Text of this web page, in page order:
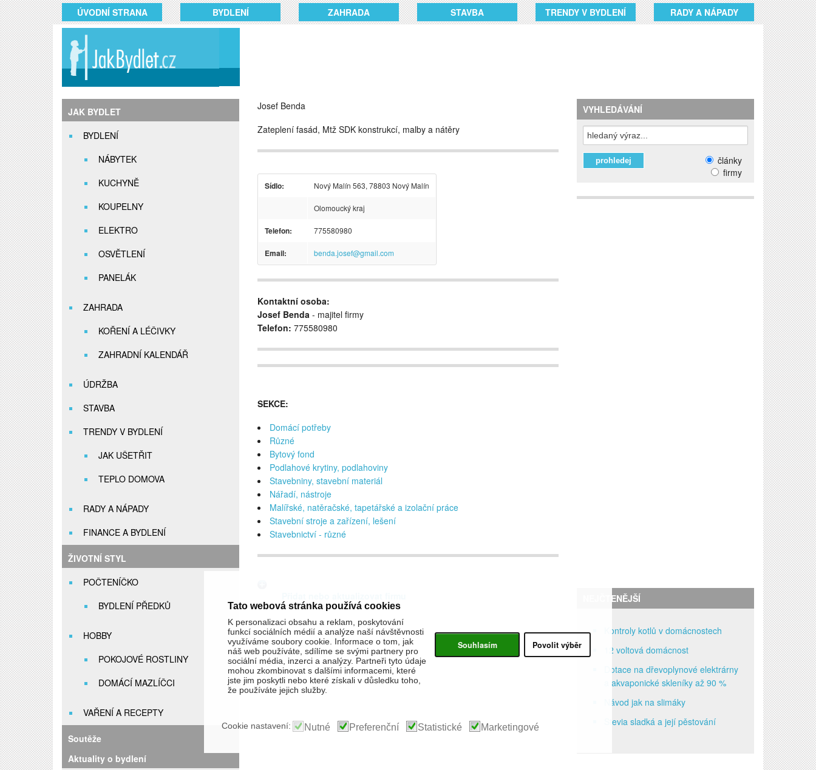
ÚVODNÍ STRANA BYDLENÍ ZAHRADA STAVBA TRENDY V BYDLENÍ RADY A NÁPADY
JAK BYDLET
BYDLENÍ
NÁBYTEK
KUCHYNĚ
KOUPELNY
ELEKTRO
OSVĚTLENÍ
PANELÁK
ZAHRADA
KOŘENÍ A LÉČIVKY
ZAHRADNÍ KALENDÁŘ
ÚDRŽBA
STAVBA
TRENDY V BYDLENÍ
JAK UŠETŘIT
TEPLO DOMOVA
RADY A NÁPADY
FINANCE A BYDLENÍ
ŽIVOTNÍ STYL
POČTENÍČKO
BYDLENÍ PŘEDKŮ
HOBBY
POKOJOVÉ ROSTLINY
DOMÁCÍ MAZLÍČCI
VAŘENÍ A RECEPTY
Soutěže
Aktuality o bydlení
Josef Benda
Zateplení fasád, Mtž SDK konstrukcí, malby a nátěry
Sídlo: Nový Malín 563, 78803 Nový Malín
Olomoucký kraj
Telefon: 775580980
Email: benda.josef@gmail.com
Kontaktní osoba:
Josef Benda- majitel firmy
Telefon: 775580980
SEKCE:
Domácí potřeby
Různé
Bytový fond
Podlahové krytiny, podlahoviny
Stavebniny, stavební materiál
Nářadí, nástroje
Malířské, natěračské, tapetářské a izolační práce
Stavební stroje a zařízení, lešení
Stavebnictví - různé
VYHLEDÁVÁNÍ
články
firmy
NEJČTENĚJŠÍ
Kontroly kotlů v domácnostech
12 voltová domácnost
Dotace na dřevoplynové elektrárny
a akvaponické skleníky až 90 %
Návod jak na slimáky
Stevia sladká a její pěstování
Tato webová stránka používá cookies
K personalizaci obsahu a reklam, poskytování
funkcí sociálních médií a analýze naší návštěvnosti
využíváme soubory cookie. Informace o tom, jak
náš web používáte, sdílíme se svými partnery pro
sociální média, inzerci a analýzy. Partneři tyto údaje
mohou zkombinovat s dalšími informacemi, které
jste jim poskytli nebo které získali v důsledku toho,
že používáte jejich služby.
Souhlasím Povolit výběr
Cookie nastavení: Nutné Preferenční Statistické Marketingové